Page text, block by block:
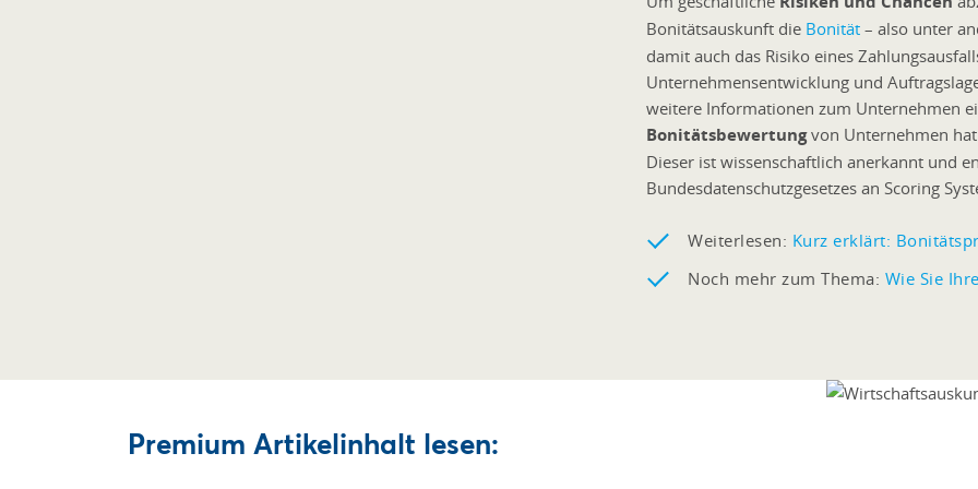
Bonitätsauskunft die Bonität – also unter
damit auch das Risiko eines
Unternehmensentwicklung und
weitere Informationen zum Unternehmen
Bonitätsbewertungvon Unternehmen
Dieser ist wissenschaftlich anerkannt und
Bundesdatenschutzgesetzes an Scoring
Weiterlesen: Kurz erklärt:
Noch mehr zum Thema: Wie Sie
Premium Artikelinhalt lesen: